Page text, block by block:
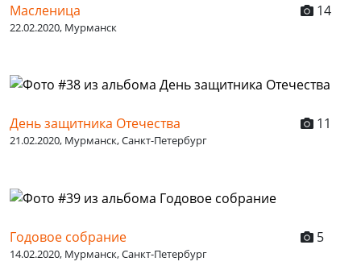
Масленица 14
22.02.2020, Мурманск
День защитника Отечества 11
21.02.2020, Мурманск, Санкт-Петербург
Годовое собрание 5
14.02.2020, Мурманск, Санкт-Петербург